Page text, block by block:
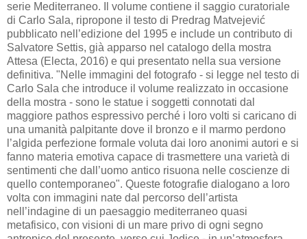
serie Mediterraneo. Il volume contiene il saggio curatoriale
di Carlo Sala, ripropone il testo di Predrag Matvejević
pubblicato nell’edizione del 1995 e include un contributo di
Salvatore Settis, già apparso nel catalogo della mostra
Attesa (Electa, 2016) e qui presentato nella sua versione
definitiva. "Nelle immagini del fotografo - si legge nel testo di
Carlo Sala che introduce il volume realizzato in occasione
della mostra - sono le statue i soggetti connotati dal
maggiore pathos espressivo perché i loro volti si caricano di
una umanità palpitante dove il bronzo e il marmo perdono
l’algida perfezione formale voluta dai loro anonimi autori e si
fanno materia emotiva capace di trasmettere una varietà di
sentimenti che dall’uomo antico risuona nelle coscienze di
quello contemporaneo". Queste fotografie dialogano a loro
volta con immagini nate dal percorso dell’artista
nell’indagine di un paesaggio mediterraneo quasi
metafisico, con visioni di un mare privo di ogni segno